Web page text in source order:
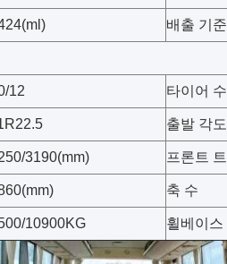
배출 기준
12 타이어 수
출발 각
3190(mm) 프론트
축 수
10900KG 휠베이스